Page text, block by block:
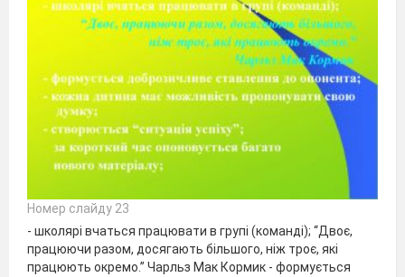
Номер слайду 23
- школярі вчаться працювати в групі (команді); “Двоє,
працюючи разом, досягають більшого, ніж троє, які
працюють окремо.” Чарльз Мак Кормик - формується